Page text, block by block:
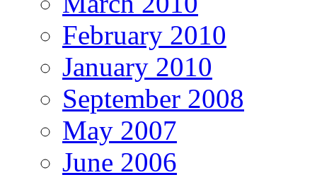
February 2010
January 2010
September 2008
May 2007
June 2006